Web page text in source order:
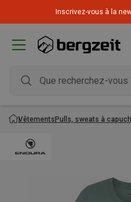
Inscrivez-vous à la
VêtementsPulls, sweats à